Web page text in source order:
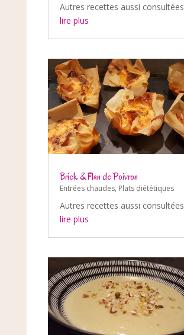
Autres recettes aussi consultées
lire plus
Brick & Flan de Poivron
Entrées chaudes, Plats diététiques
Autres recettes aussi consultées
lire plus